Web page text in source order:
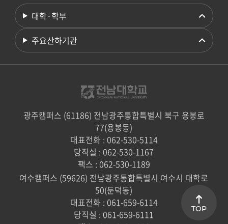
대학·학부
주요산하기관
광주캠퍼스 (61186) 전남광주통합특별시 북구 용봉로
77(용봉동)
대표전화 : 062-530-5114
당직실 : 062-530-1167
팩스 : 062-530-1189
여수캠퍼스 (59626) 전남광주통합특별시 여수시 대학로
50(둔덕동)
대표전화 : 061-659-6114
당직실 : 061-659-6111
TOP